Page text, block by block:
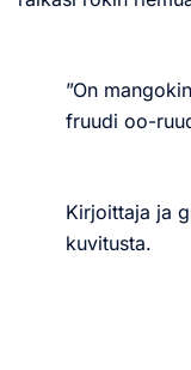
”On
fruudi oo-
Kirjoittaja ja
kuvitusta.